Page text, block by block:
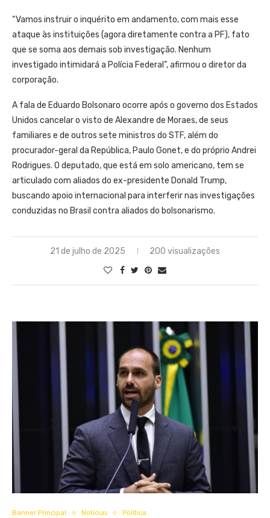
“Vamos instruir o inquérito em andamento, com mais esse
ataque às instituições (agora diretamente contra a PF), fato
que se soma aos demais sob investigação. Nenhum
investigado intimidará a Polícia Federal”, afirmou o diretor da
corporação.
A fala de Eduardo Bolsonaro ocorre após o governo dos Estados
Unidos cancelar o visto de Alexandre de Moraes, de seus
familiares e de outros sete ministros do STF, além do
procurador-geral da República, Paulo Gonet, e do próprio Andrei
Rodrigues. O deputado, que está em solo americano, tem se
articulado com aliados do ex-presidente Donald Trump,
buscando apoio internacional para interferir nas investigações
conduzidas no Brasil contra aliados do bolsonarismo.
21 de julho de 2025 200 visualizações
Banner Principal Notícias Política